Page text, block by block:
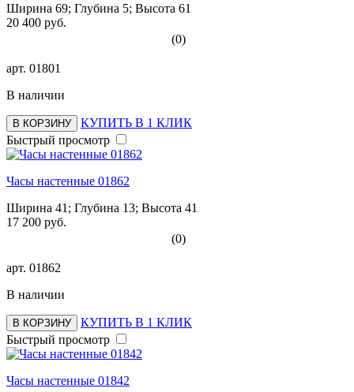
Ширина 69; Глубина 5; Высота 61
20 400 руб.
(0)
арт. 01801
В наличии
В КОРЗИНУ
КУПИТЬ В 1 КЛИК
Быстрый просмотр
Часы настенные 01862
Ширина 41; Глубина 13; Высота 41
17 200 руб.
(0)
арт. 01862
В наличии
В КОРЗИНУ
КУПИТЬ В 1 КЛИК
Быстрый просмотр
Часы настенные 01842